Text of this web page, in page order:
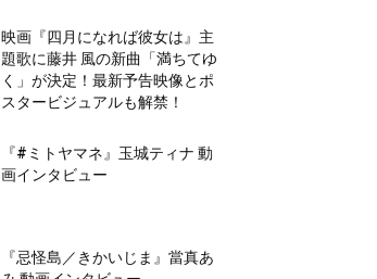
映画『四月になれば彼女は』主
題歌に藤井 風の新曲「満ちてゆ
く」が決定！最新予告映像とポ
スタービジュアルも解禁！
『#ミトヤマネ』玉城ティナ 動
画インタビュー
『忌怪島／きかいじま』當真あ